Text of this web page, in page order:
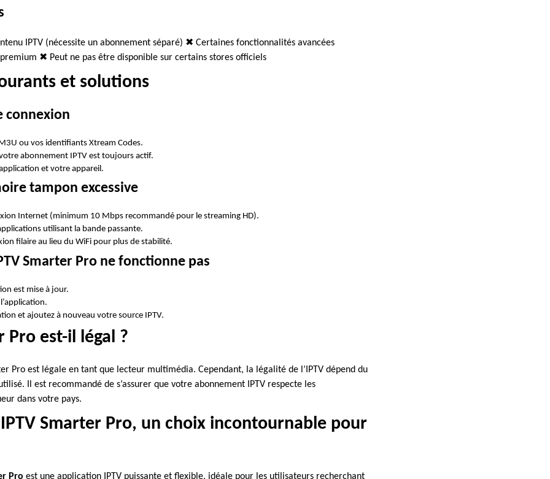
IPTV (nécessite un abonnement séparé) ✖ Certaines fonctionnalités avancées
✖ Peut ne pas être disponible sur certains stores officiels
et solutions
connexion
ou vos identifiants Xtream Codes.
abonnement IPTV est toujours actif.
et votre appareil.
tampon excessive
Internet (minimum 10 Mbps recommandé pour le streaming HD).
utilisant la bande passante.
filaire au lieu du WiFi pour plus de stabilité.
Smarter Pro ne fonctionne pas
est mise à jour.
et ajoutez à nouveau votre source IPTV.
Pro est-il légal ?
Pro est légale en tant que lecteur multimédia. Cependant, la légalité de l’IPTV dépend du
Il est recommandé de s’assurer que votre abonnement IPTV respecte les
dans votre pays.
Smarter Pro, un choix incontournable pour
Pro est une application IPTV puissante et flexible, idéale pour les utilisateurs recherchant